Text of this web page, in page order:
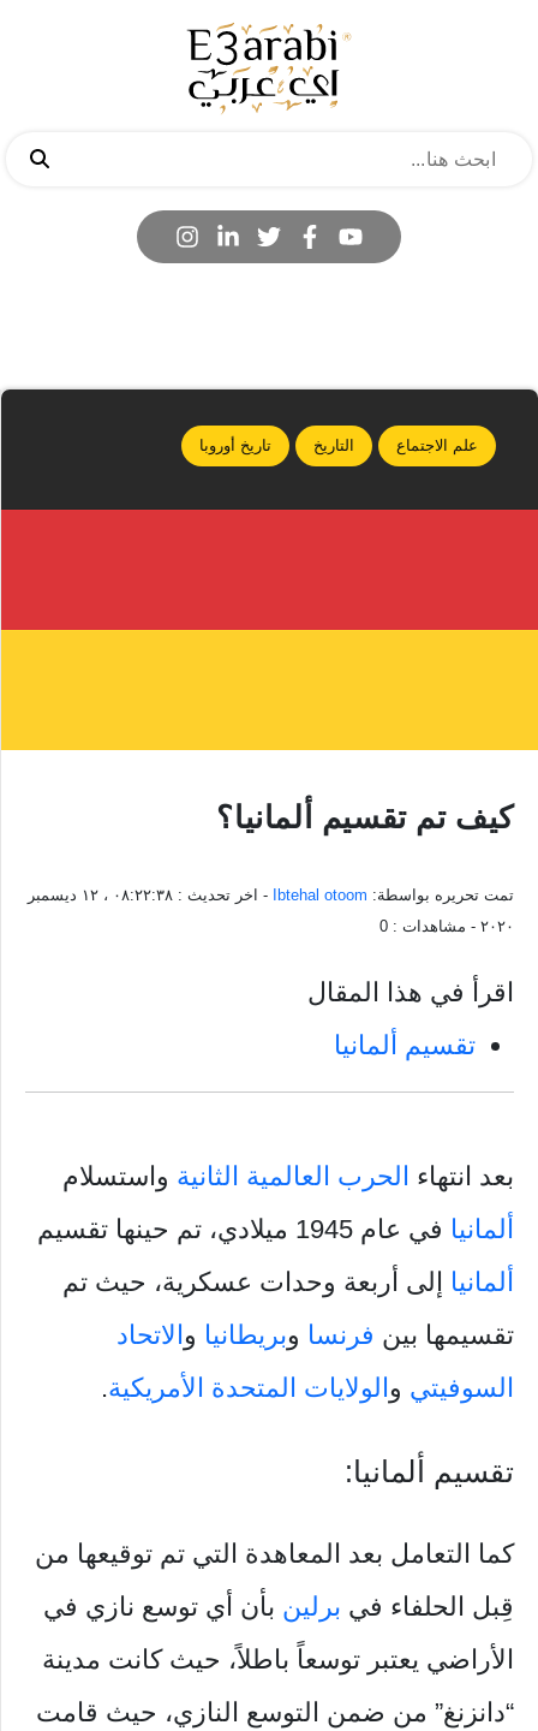
علم الاجتماع التاريخ تاريخ أوروبا
كيف تم تقسيم ألمانيا؟
تمت تحريره بواسطة: Ibtehal otoom - اخر تحديث :
٠٨:٢٢:٣٨ ، ١٢ ديسمبر
٢٠٢٠ - مشاهدات : 0
اقرأ في هذا المقال
تقسيم ألمانيا
بعد انتهاء الحرب العالمية الثانية واستسلام
ألمانيا في عام 1945 ميلادي، تم حينها تقسيم
ألمانيا إلى أربعة وحدات عسكرية، حيث تم
تقسيمها بين فرنسا وبريطانيا والاتحاد
السوفيتي والولايات المتحدة الأمريكية.
تقسيم ألمانيا:
كما التعامل بعد المعاهدة التي تم توقيعها من
قِبل الحلفاء في برلين بأن أي توسع نازي في
الأراضي يعتبر توسعاً باطلاً، حيث كانت مدينة
“دانزنغ” من ضمن التوسع النازي، حيث قامت